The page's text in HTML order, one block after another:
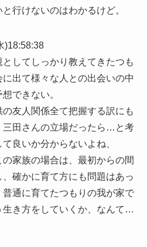
行けないのはわかるけど。
)18:58:38
してしっかり教えてきたつも
出て様々な人との出会いの中
できない。
友人関係全て把握する訳にも
三田さんの立場だったら…と考
良いか分からないよね、
家族の場合は、最初からの間
確かに育て方にも問題はあっ
通に育てたつもりの我が家で
生き方をしていくか、なんて…